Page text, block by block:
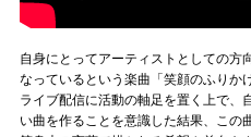
自身にとってアーティストとしての方
なっているという楽曲「笑顔のふりか
ライブ配信に活動の軸足を置く上で、
い曲を作ることを意識した結果、この